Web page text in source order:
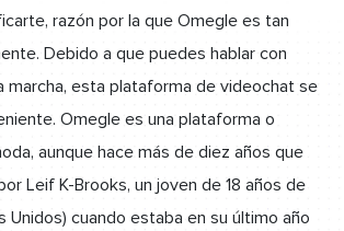
razón por la que Omegle es tan
Debido a que puedes hablar con
marcha, esta plataforma de videochat se
Omegle es una plataforma o
aunque hace más de diez años que
Leif K-Brooks, un joven de 18 años de
Unidos) cuando estaba en su último año